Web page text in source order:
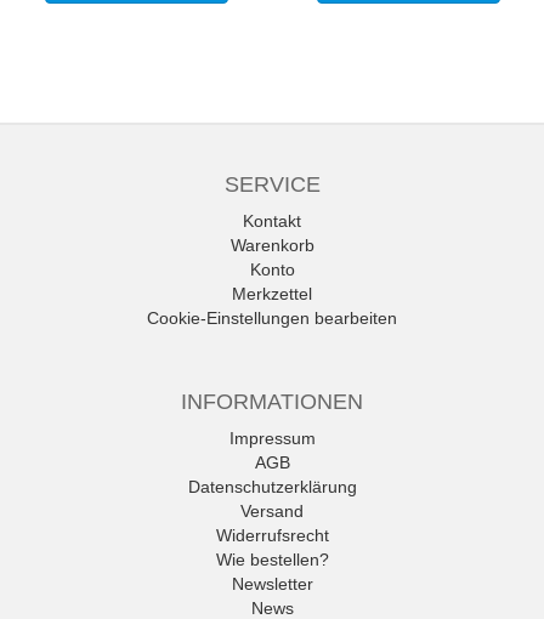
SERVICE
Kontakt
Warenkorb
Konto
Merkzettel
Cookie-Einstellungen bearbeiten
INFORMATIONEN
Impressum
AGB
Datenschutzerklärung
Versand
Widerrufsrecht
Wie bestellen?
Newsletter
News